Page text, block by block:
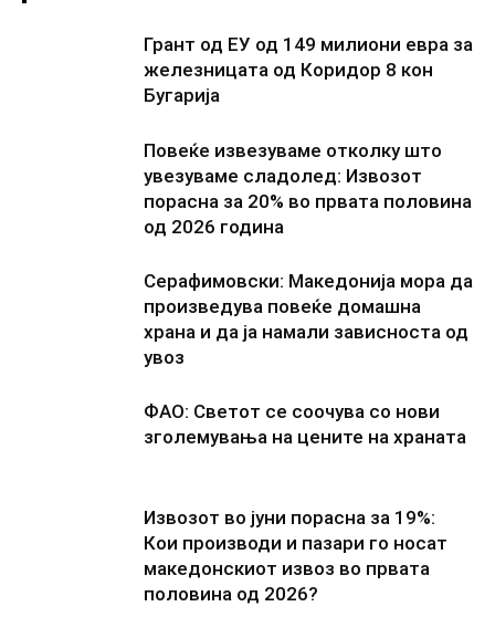
Грант од ЕУ од 149 милиони евра за
железницата од Коридор 8 кон
Бугарија
Повеќе извезуваме отколку што
увезуваме сладолед: Извозот
порасна за 20% во првата половина
од 2026 година
Серафимовски: Македонија мора да
произведува повеќе домашна
храна и да ја намали зависноста од
увоз
ФАО: Светот се соочува со нови
зголемувања на цените на храната
Извозот во јуни порасна за 19%:
Кои производи и пазари го носат
македонскиот извоз во првата
половина од 2026?